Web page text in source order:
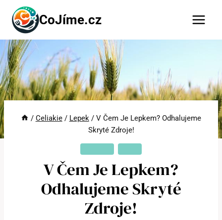
Přeskočit
obsah
CoJíme.cz
/ Celiakie / Lepek / V Čem Je Lepkem? Odhalujeme
Skryté Zdroje!
V Čem Je Lepkem?
Odhalujeme Skryté
Zdroje!